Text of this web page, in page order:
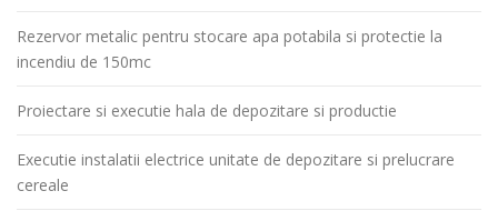
Rezervor metalic pentru stocare apa potabila si protectie la
incendiu de 150mc
Proiectare si executie hala de depozitare si productie
Executie instalatii electrice unitate de depozitare si prelucrare
cereale